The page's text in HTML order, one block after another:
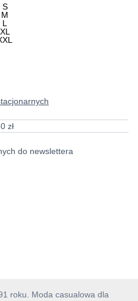
S
M
L
XL
zł
do newslettera
roku. Moda casualowa dla